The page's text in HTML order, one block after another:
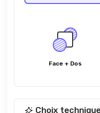
Face + Dos
Choix